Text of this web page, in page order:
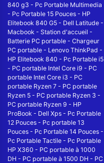
840 g3 - Pc Portable Multimedia
- Pc Portable 15 Pouces - HP
Elitebook 840 G5 - Dell Latitude -
Macbook - Station d'accueil -
Batterie PC portable - Chargeur
PC portable - Lenovo ThinkPad -
HP Elitebook 840 - Pc Portable i5
- PC portable Intel Core i9 - PC
portable Intel Core i3 - PC
portable Ryzen 7 - PC portable
Ryzen 5 - PC portable Ryzen 3 -
PC portable Ryzen 9 - HP
ProBook - Dell Xps - Pc Portable
12 Pouces - Pc portable 13
Pouces - Pc Portable 14 Pouces -
Pc Portable Tactile - Pc Portable
HP X360 - PC portable à 1000
DH - PC portable à 1500 DH - PC